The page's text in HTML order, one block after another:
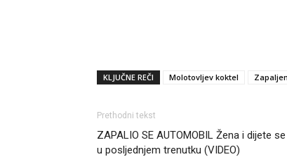
KLJUČNE REČI Molotovljev koktel
Prethodni tekst
ZAPALIO SE AUTOMOBIL Žena i dijete
u posljednjem trenutku (VIDEO)